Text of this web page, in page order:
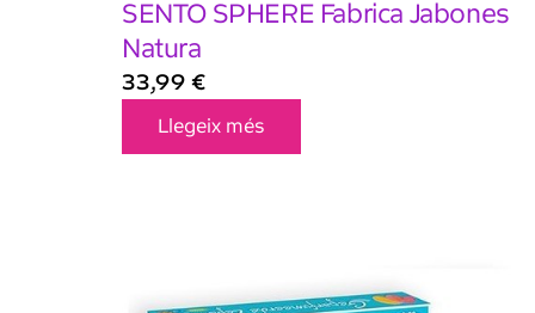
SENTO SPHERE Fabrica Jabones
Natura
33,99 €
Llegeix més